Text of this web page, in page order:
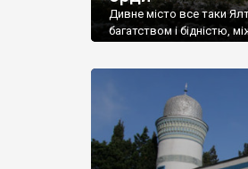
Дивне місто все таки
багатством і бідністю,